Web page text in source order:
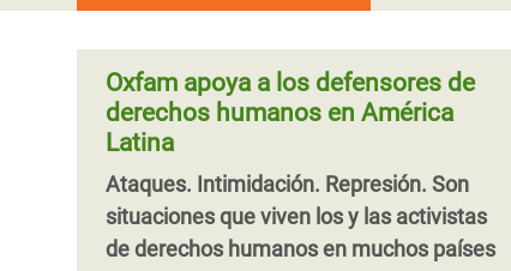
Oxfam apoya a los defensores de
derechos humanos en América
Latina
Ataques. Intimidación. Represión. Son
situaciones que viven los y las activistas
de derechos humanos en muchos países